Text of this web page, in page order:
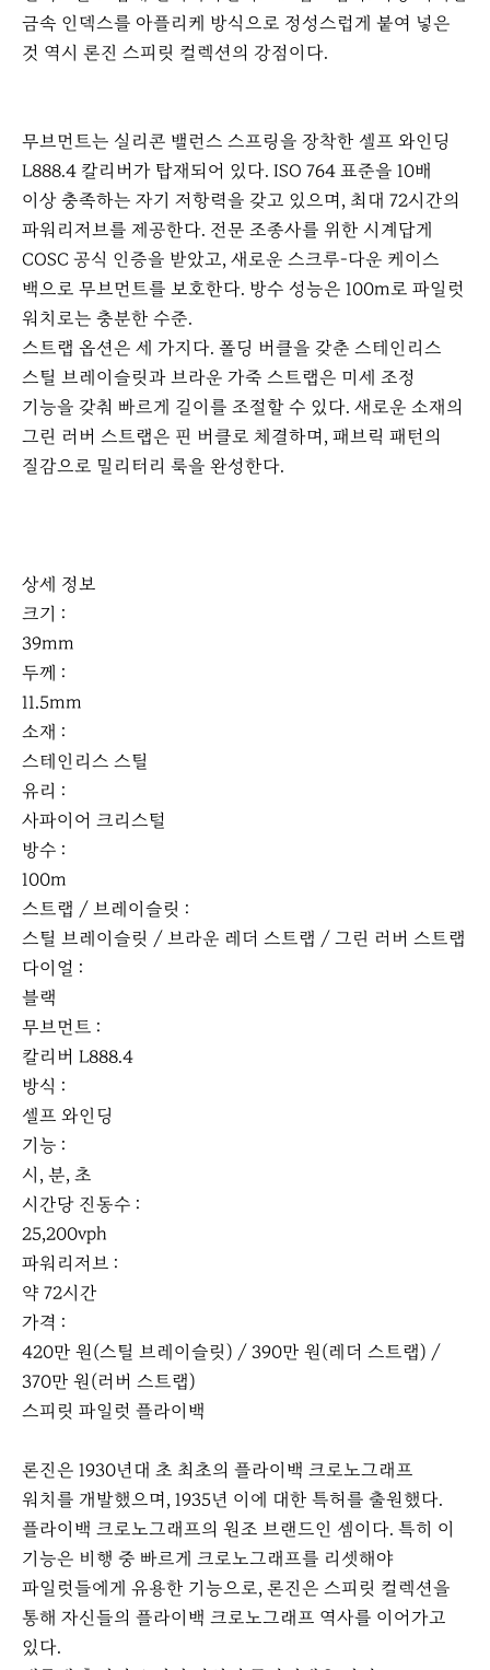
금속 인덱스를 아플리케 방식으로 정성스럽게 붙여 넣은
것 역시 론진 스피릿 컬렉션의 강점이다.
무브먼트는 실리콘 밸런스 스프링을 장착한 셀프 와인딩
L888.4 칼리버가 탑재되어 있다. ISO 764 표준을 10배
이상 충족하는 자기 저항력을 갖고 있으며, 최대 72시간의
파워리저브를 제공한다. 전문 조종사를 위한 시계답게
COSC 공식 인증을 받았고, 새로운 스크루-다운 케이스
백으로 무브먼트를 보호한다. 방수 성능은 100m로 파일럿
워치로는 충분한 수준.
스트랩 옵션은 세 가지다. 폴딩 버클을 갖춘 스테인리스
스틸 브레이슬릿과 브라운 가죽 스트랩은 미세 조정
기능을 갖춰 빠르게 길이를 조절할 수 있다. 새로운 소재의
그린 러버 스트랩은 핀 버클로 체결하며, 패브릭 패턴의
질감으로 밀리터리 룩을 완성한다.
상세 정보
크기 :
39mm
두께 :
11.5mm
소재 :
스테인리스 스틸
유리 :
사파이어 크리스털
방수 :
100m
스트랩 / 브레이슬릿 :
스틸 브레이슬릿 / 브라운 레더 스트랩 / 그린 러버 스트랩
다이얼 :
블랙
무브먼트 :
칼리버 L888.4
방식 :
셀프 와인딩
기능 :
시, 분, 초
시간당 진동수 :
25,200vph
파워리저브 :
약 72시간
가격 :
420만 원(스틸 브레이슬릿) / 390만 원(레더 스트랩) /
370만 원(러버 스트랩)
스피릿 파일럿 플라이백
론진은 1930년대 초 최초의 플라이백 크로노그래프
워치를 개발했으며, 1935년 이에 대한 특허를 출원했다.
플라이백 크로노그래프의 원조 브랜드인 셈이다. 특히 이
기능은 비행 중 빠르게 크로노그래프를 리셋해야
파일럿들에게 유용한 기능으로, 론진은 스피릿 컬렉션을
통해 자신들의 플라이백 크로노그래프 역사를 이어가고
있다.